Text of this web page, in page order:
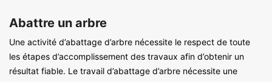
Abattre un arbre
Une activité d’abattage d’arbre nécessite le respect de toute
les étapes d’accomplissement des travaux afin d’obtenir un
résultat fiable. Le travail d’abattage d’arbre nécessite une